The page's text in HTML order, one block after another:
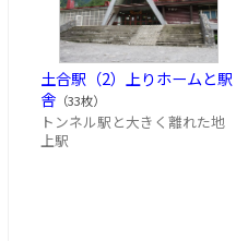
土合駅（2）上りホームと駅
舎 （33枚）
トンネル駅と大きく離れた地
上駅